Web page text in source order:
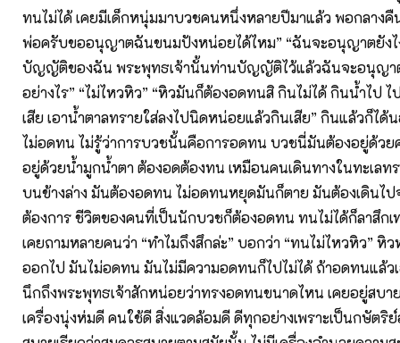
ทนไม่ได้ เคยมีเด็กหนุ่มมาบวชคนหนึ่งหลายปีมาแล้ว พอกลางคื
พ่อครับขออนุญาตฉันขนมปังหน่อยได้ไหม” “ฉันจะอนุญาตยังไ
บัญญัติของฉัน พระพุทธเจ้านั้นท่านบัญญัติไว้แล้วฉันจะอนุญา
อย่างไร” “ไม่ไหวหิว” “หิวมันก็ต้องอดทนสิ กินไม่ได้ กินน้ำไป ไ
เสีย เอาน้ำตาลทรายใส่ลงไปนิดหน่อยแล้วกินเสีย” กินแล้วก็ไ
ไม่อดทน ไม่รู้ว่าการบวชนั้นคือการอดทน บวชนี่มันต้องอยู่ด้วย
อยู่ด้วยน้ำมูกน้ำตา ต้องอดต้องทน เหมือนคนเดินทางในทะเลท
บนข้างล่าง มันต้องอดทน ไม่อดทนหยุดมันก็ตาย มันต้องเดินไป
ต้องการ ชีวิตของคนที่เป็นนักบวชก็ต้องอดทน ทนไม่ได้ก็ลาสึกเ
เคยถามหลายคนว่า “ทำไมถึงสึกล่ะ” บอกว่า “ทนไม่ไหวหิว” หิว
ออกไป มันไม่อดทน มันไม่มีความอดทนก็ไปไม่ได้ ถ้าอดทนแล้วเ
นึกถึงพระพุทธเจ้าสักหน่อยว่าทรงอดทนขนาดไหน เคยอยู่สบา
เครื่องนุ่งห่มดี คนใช้ดี สิ่งแวดล้อมดี ดีทุกอย่างเพราะเป็นกษัตริ